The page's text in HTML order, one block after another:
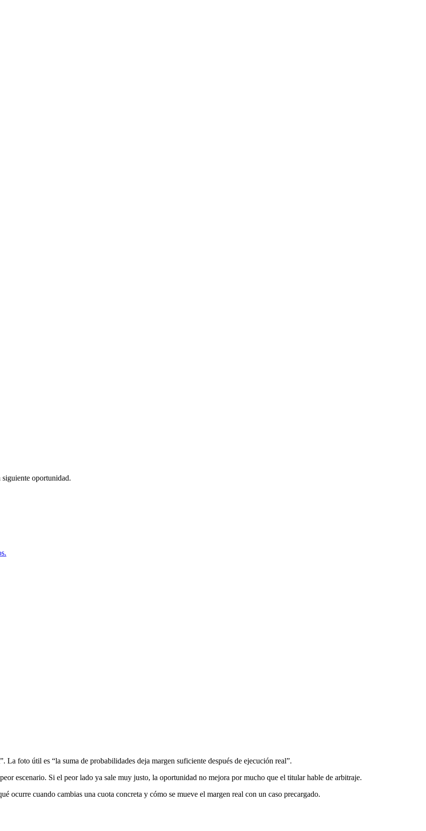
siguiente oportunidad.
La foto útil es “la suma de probabilidades deja margen suficiente después de ejecución real”.
escenario. Si el peor lado ya sale muy justo, la oportunidad no mejora por mucho que el titular hable de arbitraje.
ocurre cuando cambias una cuota concreta y cómo se mueve el margen real con un caso precargado.